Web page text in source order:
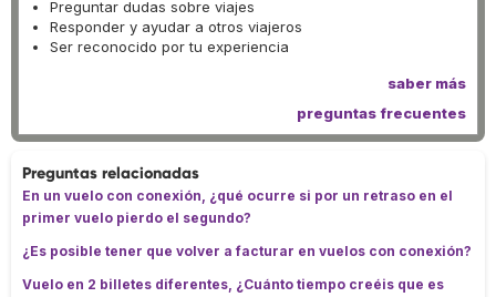
Preguntar dudas sobre viajes
Responder y ayudar a otros viajeros
Ser reconocido por tu experiencia
saber más
preguntas frecuentes
Preguntas relacionadas
En un vuelo con conexión, ¿qué ocurre si por un retraso en el
primer vuelo pierdo el segundo?
¿Es posible tener que volver a facturar en vuelos con conexión?
Vuelo en 2 billetes diferentes, ¿Cuánto tiempo creéis que es